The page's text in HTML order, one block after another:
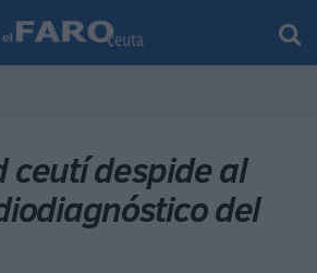
ceutí despide al
del